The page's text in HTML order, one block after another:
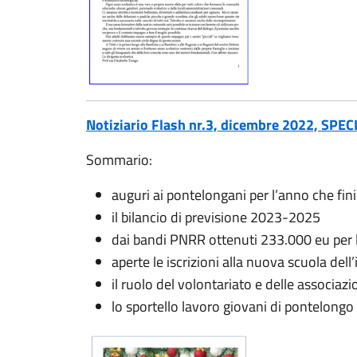
Notiziario Flash nr.3, dicembre 2022,
Sommario:
auguri ai pontelongani per l’anno che
il bilancio di previsione 2023-2025
dai bandi PNRR ottenuti 233.000 eu
aperte le iscrizioni alla nuova scuola
il ruolo del volontariato e delle
lo sportello lavoro giovani di pontelongo